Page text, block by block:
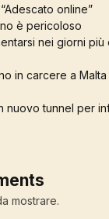
online”
è pericoloso
nei giorni
in carcere a
nuovo tunnel per
mostrare.